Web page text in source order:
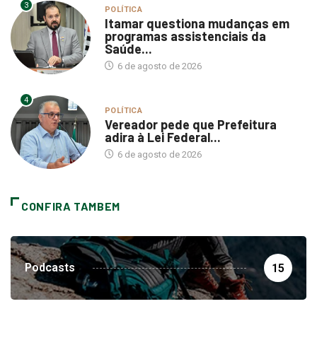
3 POLÍTICA
Itamar questiona mudanças em
programas assistenciais da
Saúde...
6 de agosto de 2026
4
POLÍTICA
Vereador pede que Prefeitura
adira à Lei Federal...
6 de agosto de 2026
CONFIRA TAMBEM
Podcasts 15